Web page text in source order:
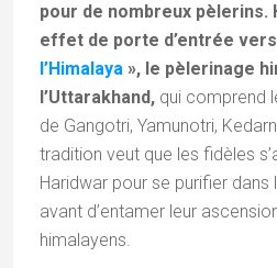
pour de nombreux pèlerins.
effet de porte d’entrée
l’Himalaya », le pèlerinage
l’Uttarakhand, qui comprend
de Gangotri, Yamunotri,
tradition veut que les fidèles
Haridwar pour se purifier dans
avant d’entamer leur
himalayens.